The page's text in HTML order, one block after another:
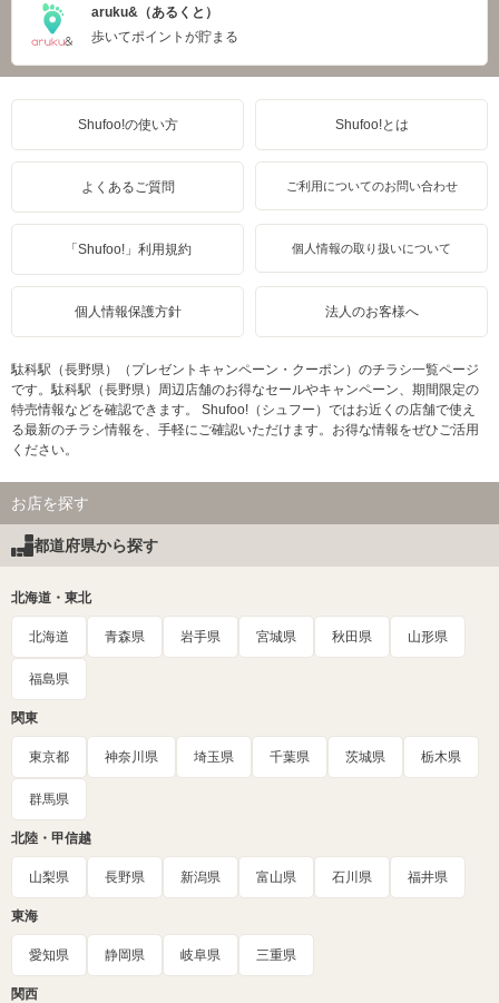
aruku&（あるくと）
歩いてポイントが貯まる
Shufoo!の使い方 Shufoo!とは
よくあるご質問 ご利用についてのお問い合わせ
「Shufoo!」利用規約 個人情報の取り扱いについて
個人情報保護方針 法人のお客様へ
駄科駅（長野県）（プレゼントキャンペーン・クーポン）のチラシ一覧ページ
です。駄科駅（長野県）周辺店舗のお得なセールやキャンペーン、期間限定の
特売情報などを確認できます。 Shufoo!（シュフー）ではお近くの店舗で使え
る最新のチラシ情報を、手軽にご確認いただけます。お得な情報をぜひご活用
ください。
お店を探す
都道府県から探す
北海道・東北
北海道 青森県 岩手県 宮城県 秋田県 山形県
福島県
関東
東京都 神奈川県 埼玉県 千葉県 茨城県 栃木県
群馬県
北陸・甲信越
山梨県 長野県 新潟県 富山県 石川県 福井県
東海
愛知県 静岡県 岐阜県 三重県
関西